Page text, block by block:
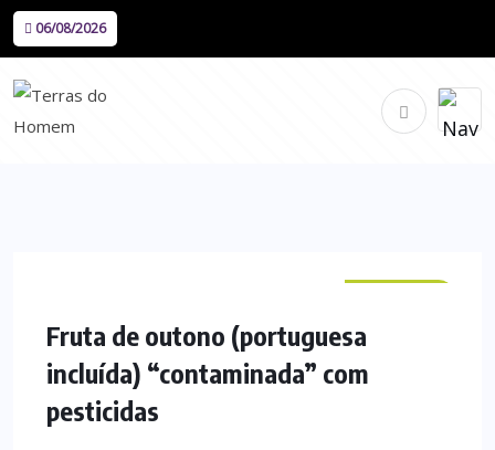
06/08/2026
Fruta de outono (portuguesa
incluída) “contaminada” com
pesticidas